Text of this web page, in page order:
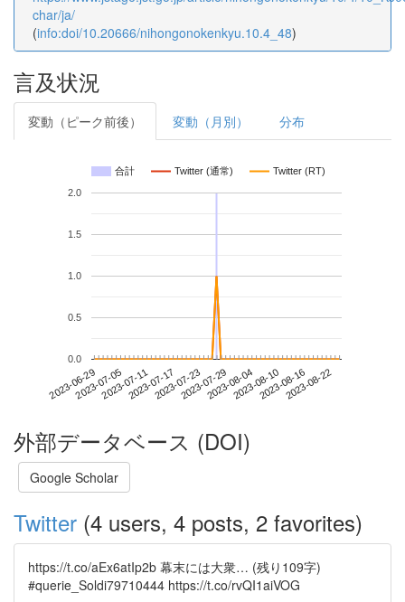
char/ja/
(info:doi/10.20666/nihongonokenkyu.10.4_48)
言及状況
変動（ピーク前後） 変動（月別） 分布
合計 Twitter (通常) Twitter (RT)
2023-06-292023-07-052023-07-112023-07-172023-07-232023-07-292023-08-042023-08-102023-08-162023-08-22
0.0
0.5
1.0
1.5
2.0
外部データベース (DOI)
Google Scholar
Twitter (4 users, 4 posts, 2 favorites)
https://t.co/aEx6atIp2b 幕末には大衆… (残り109字)
#querie_Soldi79710444 https://t.co/rvQI1aiVOG